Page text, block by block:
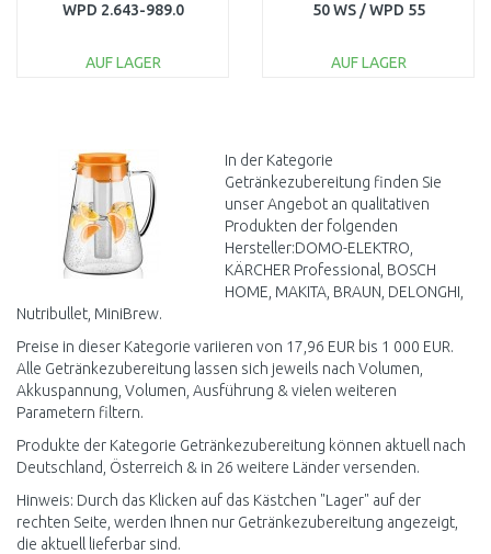
WPD 2.643-989.0
AUF LAGER
Vergleichen
50 WS / WPD 55
AUF LAGER
In der Kategorie
Getränkezubereitung finden Sie
unser Angebot an qualitativen
Produkten der folgenden
Hersteller:DOMO-ELEKTRO,
KÄRCHER Professional, BOSCH
HOME, MAKITA, BRAUN, DELONGHI,
Nutribullet, MiniBrew.
Preise in dieser Kategorie variieren von 17,96 EUR bis 1 000 EUR.
Alle Getränkezubereitung lassen sich jeweils nach Volumen,
Akkuspannung, Volumen, Ausführung & vielen weiteren
Parametern filtern.
Produkte der Kategorie Getränkezubereitung können aktuell nach
Deutschland, Österreich & in 26 weitere Länder versenden.
Hinweis: Durch das Klicken auf das Kästchen "Lager" auf der
rechten Seite, werden Ihnen nur Getränkezubereitung angezeigt,
die aktuell lieferbar sind.